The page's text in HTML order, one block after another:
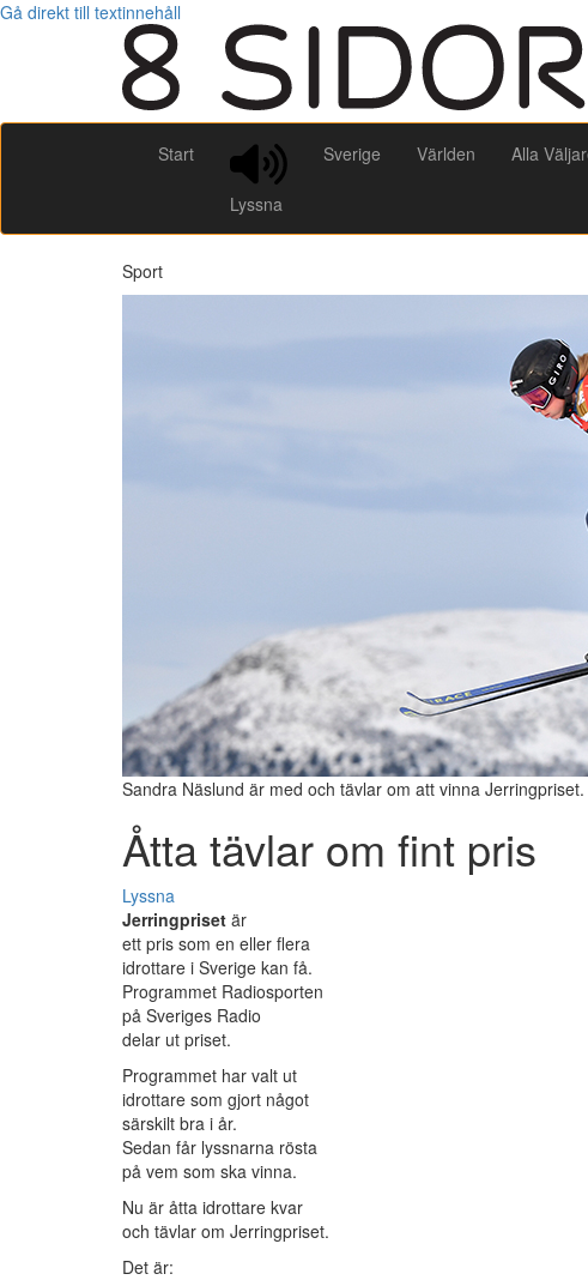
Gå direkt till textinnehåll
Start
Lyssna
Sverige Världen Alla
Sport
Sandra Näslund är med och tävlar om att vinna
Åtta tävlar om fint pris
Lyssna
Jerringpriset är
ett pris som en eller flera
idrottare i Sverige kan få.
Programmet Radiosporten
på Sveriges Radio
delar ut priset.
Programmet har valt ut
idrottare som gjort något
särskilt bra i år.
Sedan får lyssnarna rösta
på vem som ska vinna.
Nu är åtta idrottare kvar
och tävlar om Jerringpriset.
Det är: